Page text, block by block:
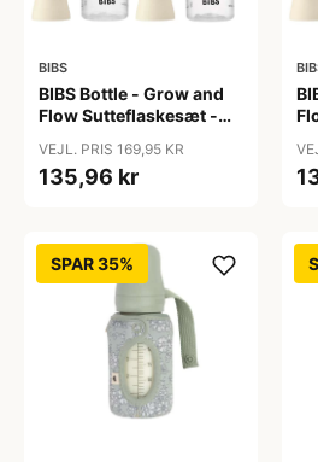
BIBS
BIBS Bottle - Grow and
Flow Sutteflaskesæt -
Naturgummi/Rund -
150ml/270ml - 2-Pak -
VEJL. PRIS 169,95 KR
135,96 kr
SPAR 35%